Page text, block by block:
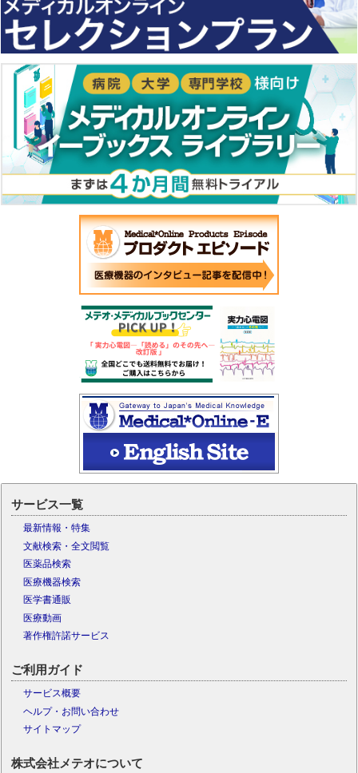
サービス一覧
最新情報・特集
文献検索・全文閲覧
医薬品検索
医療機器検索
医学書通販
医療動画
著作権許諾サービス
ご利用ガイド
サービス概要
ヘルプ・お問い合わせ
サイトマップ
株式会社メテオについて